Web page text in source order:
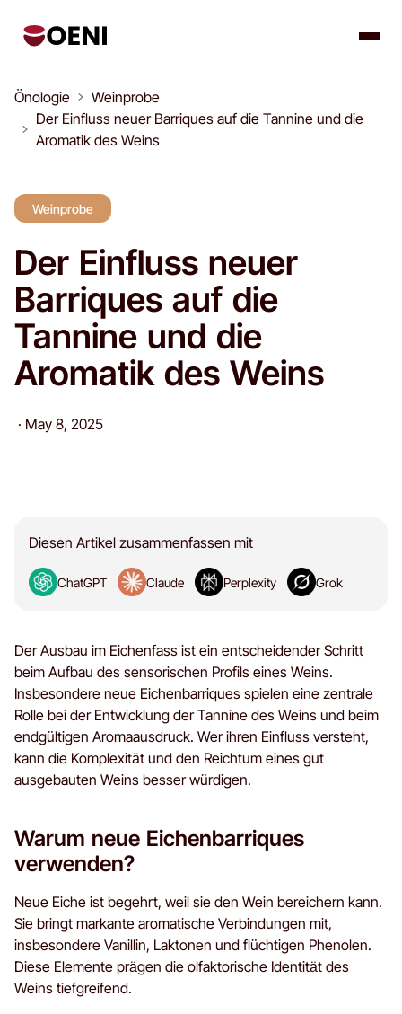
Önologie
Weinprobe
Der Einfluss neuer Barriques auf die Tannine und die
Aromatik des Weins
Weinprobe
Der Einfluss neuer
Barriques auf die
Tannine und die
Aromatik des Weins
· May 8, 2025
Diesen Artikel zusammenfassen mit
ChatGPT Claude Perplexity Grok
Der Ausbau im Eichenfass ist ein entscheidender Schritt
beim Aufbau des sensorischen Profils eines Weins.
Insbesondere neue Eichenbarriques spielen eine zentrale
Rolle bei der Entwicklung der Tannine des Weins und beim
endgültigen Aromaausdruck. Wer ihren Einfluss versteht,
kann die Komplexität und den Reichtum eines gut
ausgebauten Weins besser würdigen.
Warum neue Eichenbarriques
verwenden?
Neue Eiche ist begehrt, weil sie den Wein bereichern kann.
Sie bringt markante aromatische Verbindungen mit,
insbesondere Vanillin, Laktonen und flüchtigen Phenolen.
Diese Elemente prägen die olfaktorische Identität des
Weins tiefgreifend.